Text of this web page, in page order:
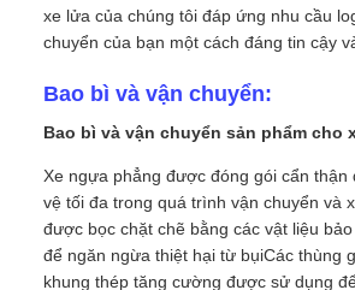
xe lửa của chúng tôi đáp ứng nhu cầu
chuyển của bạn một cách đáng tin cậy
Bao bì và vận chuyển:
Bao bì và vận chuyển sản phẩm cho
Xe ngựa phẳng được đóng gói cẩn thận
vệ tối đa trong quá trình vận chuyển và
được bọc chặt chẽ bằng các vật liệu
để ngăn ngừa thiệt hại từ bụiCác thùng
khung thép tăng cường được sử dụng